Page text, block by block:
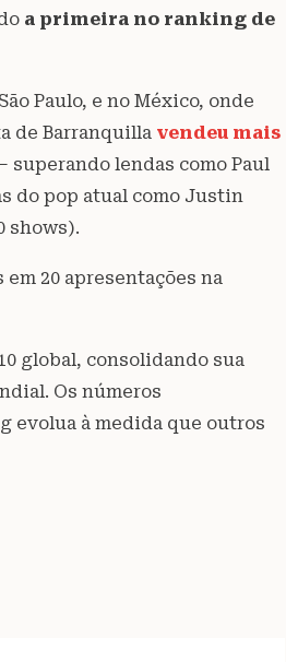
a primeira no ranking de
Paulo, e no México, onde
de Barranquilla vendeu mais
superando lendas como Paul
do pop atual como Justin
shows).
20 apresentações na
global, consolidando sua
Os números
evolua à medida que outros